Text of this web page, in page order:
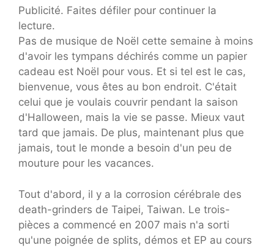
Publicité. Faites défiler pour continuer la
lecture.
Pas de musique de Noël cette semaine à moins
d'avoir les tympans déchirés comme un papier
cadeau est Noël pour vous. Et si tel est le cas,
bienvenue, vous êtes au bon endroit. C'était
celui que je voulais couvrir pendant la saison
d'Halloween, mais la vie se passe. Mieux vaut
tard que jamais. De plus, maintenant plus que
jamais, tout le monde a besoin d'un peu de
mouture pour les vacances.
Tout d'abord, il y a la corrosion cérébrale des
death-grinders de Taipei, Taiwan. Le trois-
pièces a commencé en 2007 mais n'a sorti
qu'une poignée de splits, démos et EP au cours